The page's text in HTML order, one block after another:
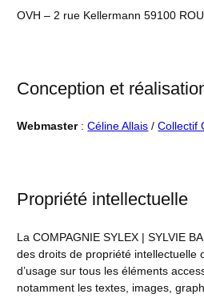
OVH – 2 rue Kellermann 59100
Conception et
Webmaster:Céline Allais /Collectif
Propriété intellectuelle
La COMPAGNIE SYLEX | SYLVIE
des droits de propriété intellectuelle
d’usage sur tous les éléments
notamment les textes, images,